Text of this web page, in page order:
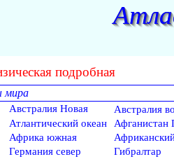
подробная
мира
Австралия Новая
Зеландия
Австралия
Атлантический океан Афганистан
Африка южная
Германия север Гибралтар